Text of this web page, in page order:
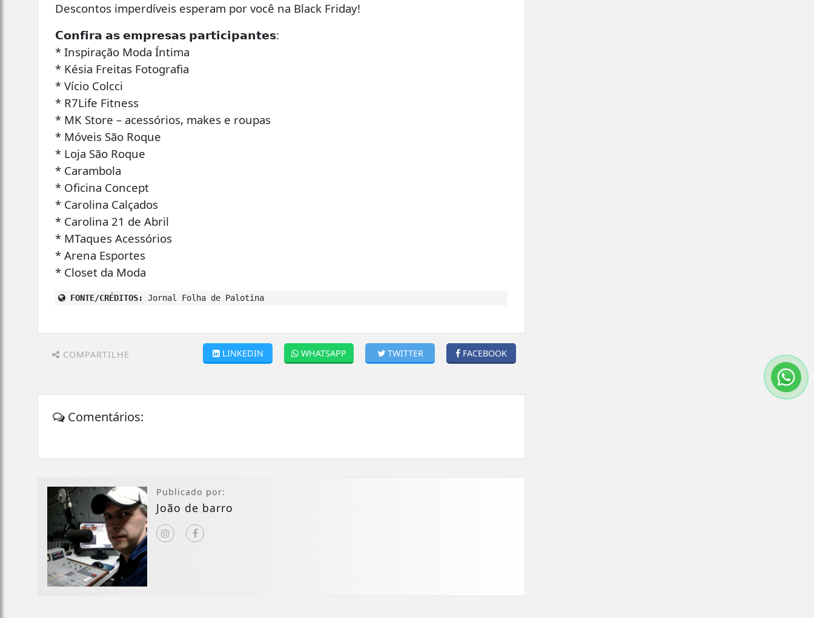
Descontos imperdíveis esperam por você na Black Friday!
𝗖𝗼𝗻𝗳𝗶𝗿𝗮 𝗮𝘀 𝗲𝗺𝗽𝗿𝗲𝘀𝗮𝘀 𝗽𝗮𝗿𝘁𝗶𝗰𝗶𝗽𝗮𝗻𝘁𝗲𝘀:
* Inspiração Moda Íntima
* Késia Freitas Fotografia
* Vício Colcci
* R7Life Fitness
* MK Store – acessórios, makes e roupas
* Móveis São Roque
* Loja São Roque
* Carambola
* Oficina Concept
* Carolina Calçados
* Carolina 21 de Abril
* MTaques Acessórios
* Arena Esportes
* Closet da Moda
FONTE/CRÉDITOS: Jornal Folha de Palotina
COMPARTILHE FACEBOOK
TWITTER
WHATSAPP
LINKEDIN
Comentários:
Publicado por:
João de barro